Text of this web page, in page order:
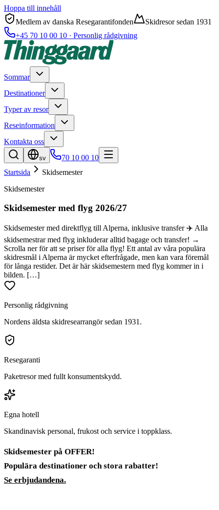
Hoppa till innehåll
Medlem av danska Resegarantifonden
Skidresor sedan 1931
+45 70 10 00 10 · Personlig rådgivning
Sommar
Destinationer
Typer av resor
Reseinformation
Kontakta oss
sv
70 10 00 10
Startsida
Skidsemester
Skidsemester
Skidsemester med flyg 2026/27
Skidsemester med direktflyg till Alperna, inklusive transfer ✈️ Alla
skidsemestrar med flyg inkluderar alltid bagage och transfer! →
Scrolla ner för att se priser för alla flyg! Ett antal av våra populära
skidresmål i Alperna är mycket efterfrågade, men kan vara föremål
för långa restider. Det är här skidsemestern med flyg kommer in i
bilden. […]
Personlig rådgivning
Nordens äldsta skidresearrangör sedan 1931.
Resegaranti
Paketresor med fullt konsumentskydd.
Egna hotell
Skandinavisk personal, frukost och service i toppklass.
Skidsemester på OFFER!
Populära destinationer och stora rabatter!
Se erbjudandena.